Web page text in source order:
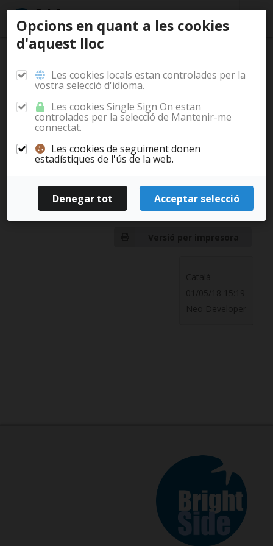
Inici / Documentació / Casos d'ús
Financials Projectes
Contractes
Llista buida
Financials Projectes
Opcions en quant a les cookies
d'aquest lloc
Les cookies locals estan controlades per la
vostra selecció d'idioma.
Les cookies Single Sign On estan
controlades per la selecció de Mantenir-me
connectat.
Les cookies de seguiment donen
estadístiques de l'ús de la web.